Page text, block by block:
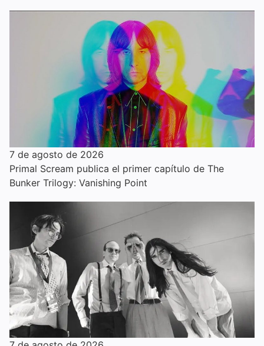
7 de agosto de 2026
Primal Scream publica el primer capítulo de The
Bunker Trilogy: Vanishing Point